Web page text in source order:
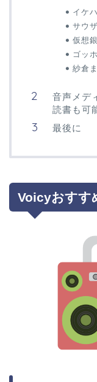
イケ
サウ
仮想
ゴッ
紗倉
音声メデ
読書も可
最後に
Voicyおすす